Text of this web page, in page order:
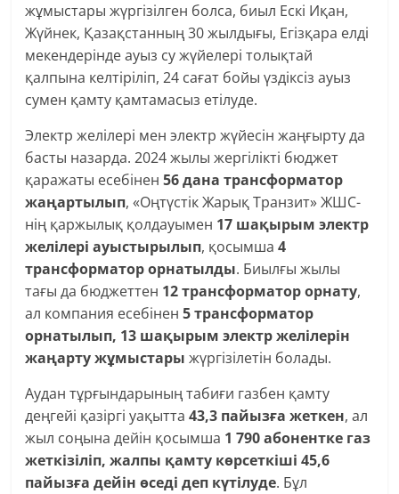
жұмыстары жүргізілген болса, биыл Ескі Иқан,
Жүйнек, Қазақстанның 30 жылдығы, Егізқара елді
мекендерінде ауыз су жүйелері толықтай
қалпына келтіріліп, 24 сағат бойы үздіксіз ауыз
сумен қамту қамтамасыз етілуде.
Электр желілері мен электр жүйесін жаңғырту да
басты назарда. 2024 жылы жергілікті бюджет
қаражаты есебінен56 дана трансформатор
жаңартылып, «Оңтүстік Жарық Транзит» ЖШС-
нің қаржылық қолдауымен 17 шақырым электр
желілері ауыстырылып, қосымша4
трансформатор орнатылды. Биылғы жылы
тағы да бюджеттен 12 трансформатор орнату,
ал компания есебінен5 трансформатор
орнатылып, 13 шақырым электр желілерін
жаңарту жұмыстары жүргізілетін болады.
Аудан тұрғындарының табиғи газбен қамту
деңгейі қазіргі уақытта43,3 пайызға жеткен, ал
жыл соңына дейін қосымша 1 790 абонентке газ
жеткізіліп, жалпы қамту көрсеткіші 45,6
пайызға дейін өседі деп күтілуде. Бұл